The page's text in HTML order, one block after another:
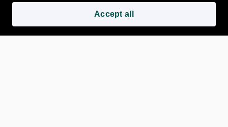
Accept all